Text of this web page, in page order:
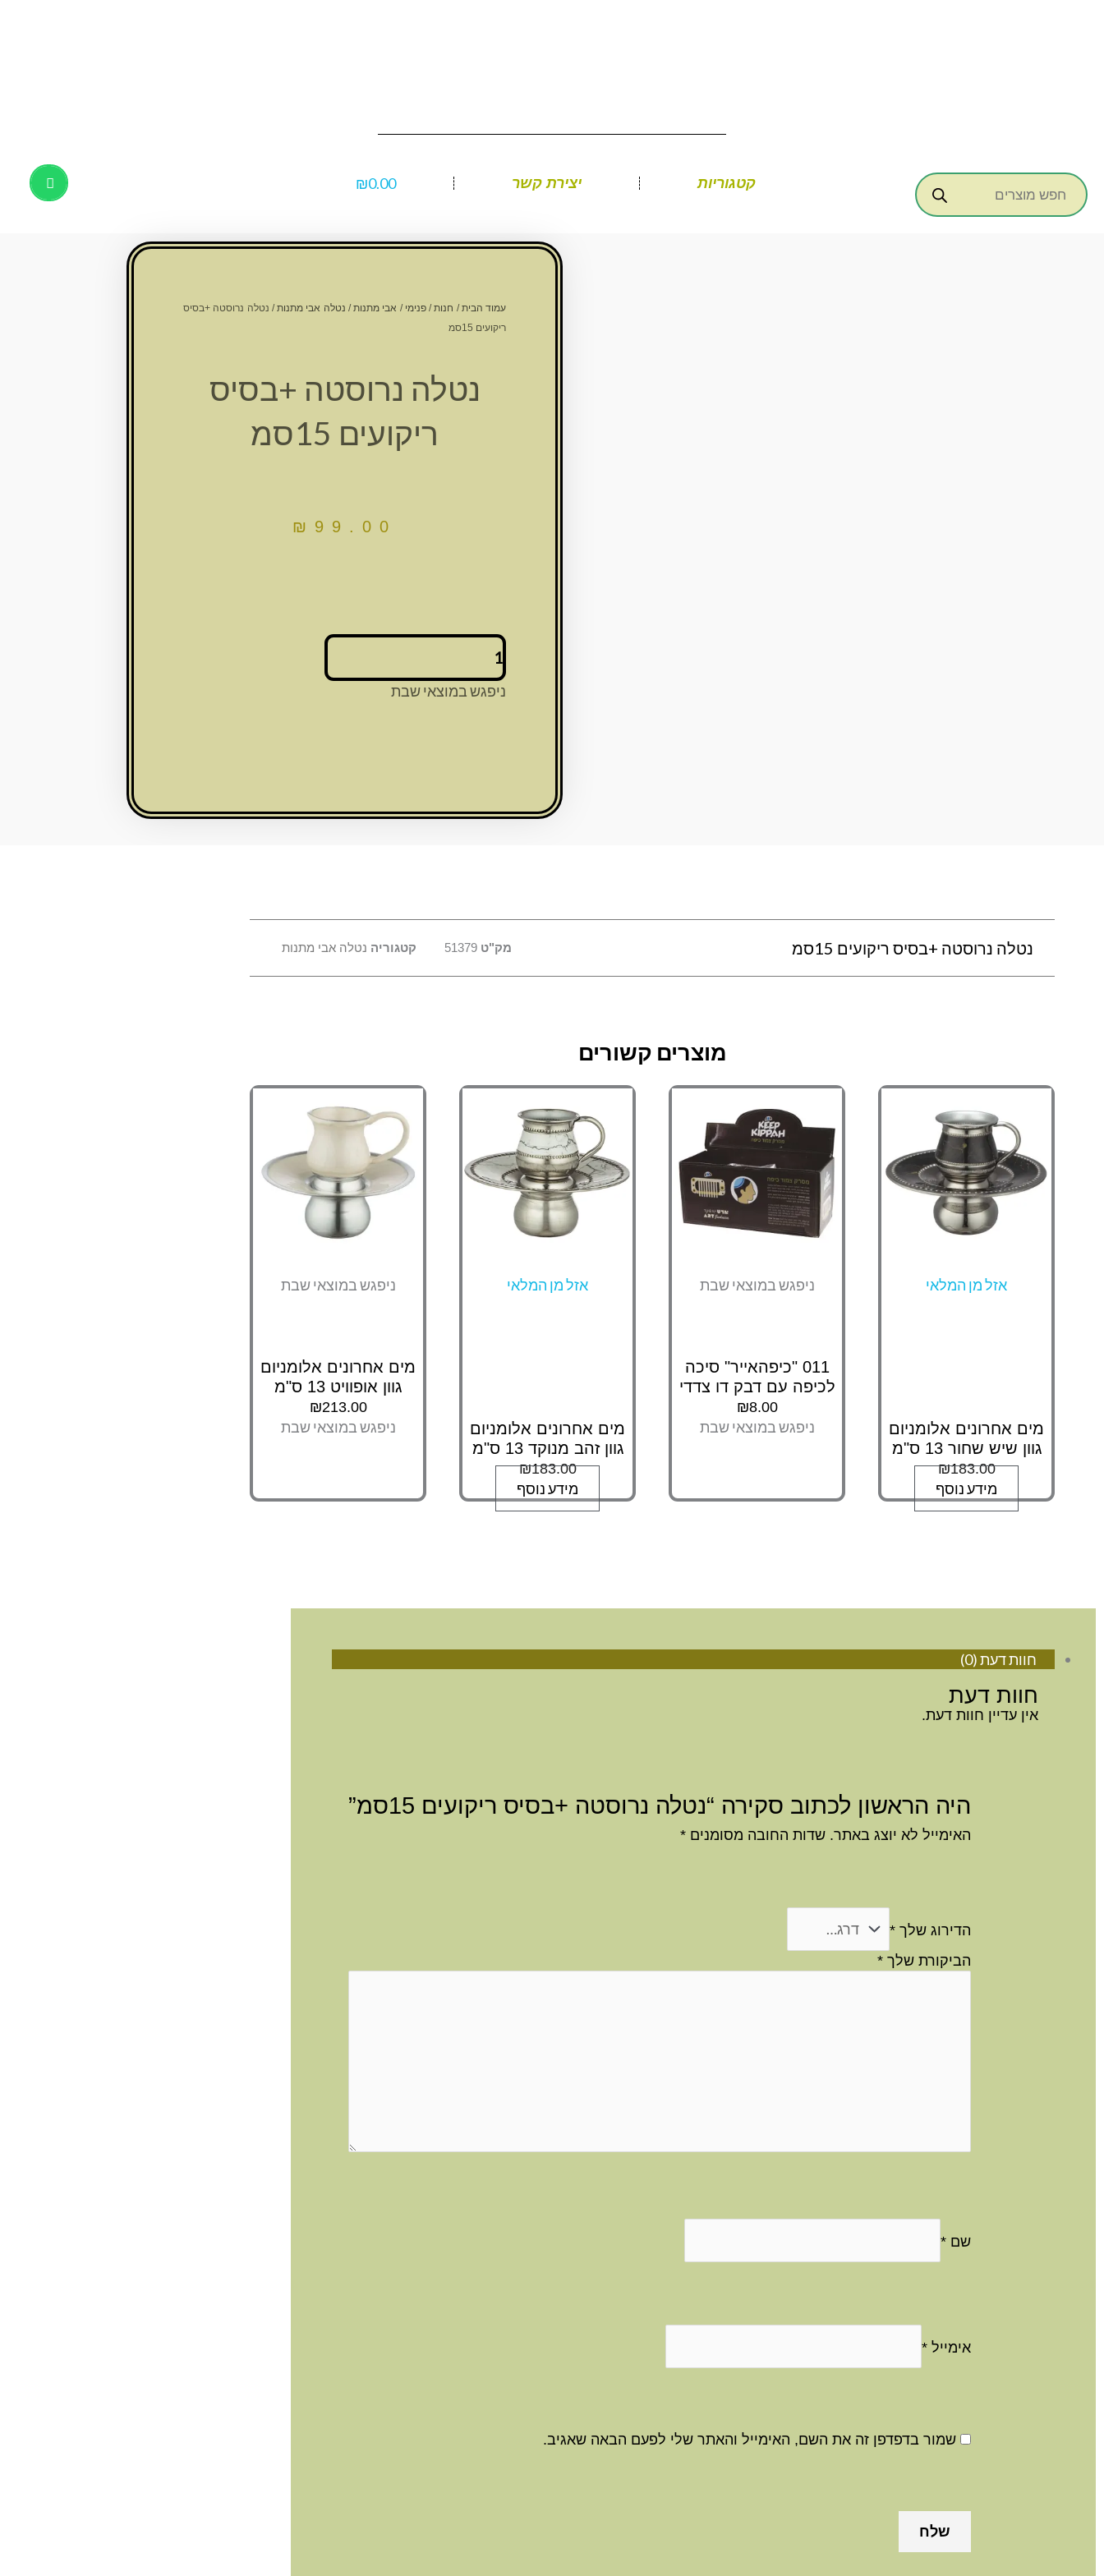
Products
search
קטגוריות יצירת קשר ₪0.00
עמוד הבית/ חנות/פנימי / אבי מתנות/ נטלה אבי מתנות/ נטלה נרוסטה +בסיס
ריקועים 15סמ
נטלה נרוסטה +בסיס
ריקועים 15סמ
₪ 99.00
כמות
של
נטלה
נרוסטה
ניפגש במוצאי שבת
נטלה נרוסטה +בסיס ריקועים 15סמ מק"ט 51379 קטגוריה נטלה אבי מתנות
מוצרים קשורים
אזל מן המלאי
מים אחרונים אלומניום
גוון שיש שחור 13 ס"מ
₪183.00
מידע נוסף
ניפגש במוצאי שבת
011 "כיפהאייר" סיכה
לכיפה עם דבק דו צדדי
₪8.00
ניפגש במוצאי שבת
אזל מן המלאי
מים אחרונים אלומניום
גוון זהב מנוקד 13 ס"מ
₪183.00
מידע נוסף
ניפגש במוצאי שבת
מים אחרונים אלומניום
גוון אופוויט 13 ס"מ
₪213.00
ניפגש במוצאי שבת
חוות דעת (0)
חוות דעת
אין עדיין חוות דעת.
היה הראשון לכתוב סקירה “נטלה נרוסטה +בסיס ריקועים 15סמ”
האימייל לא יוצג באתר. שדות החובה מסומנים *
הדירוג שלך *
הביקורת שלך *
שם *
אימייל *
שמור בדפדפן זה את השם, האימייל והאתר שלי לפעם הבאה שאגיב.